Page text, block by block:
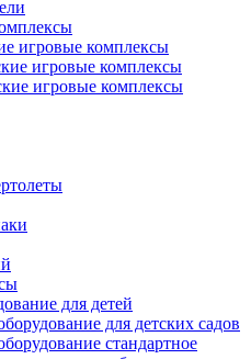
игровые комплексы
игровые комплексы
игровые комплексы
для детей
для детских садов
стандартное